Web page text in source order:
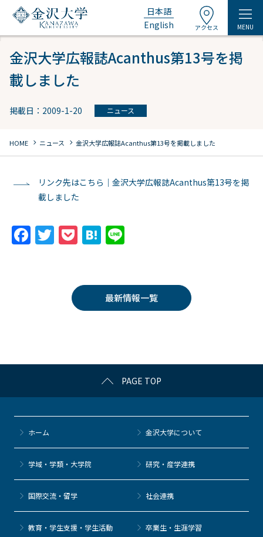
日本語
English
アクセス MENU
金沢大学広報誌Acanthus第13号を掲
載しました
掲載日：2009-1-20 ニュース
HOME chevron_right ニュース chevron_right 金沢大学広報誌Acanthus第13号を掲載しました
リンク先はこちら｜金沢大学広報誌Acanthus第13号を掲
載しました
F
k
T
er
P
k
et
H
n
a
最新情報一覧
PAGE TOP
ホーム 金沢大学について
学域・学類・大学院 研究・産学連携
国際交流・留学 社会連携
教育・学生支援・学生活動 卒業生・生涯学習